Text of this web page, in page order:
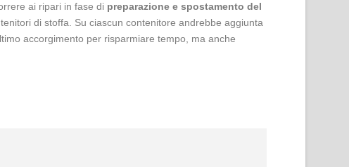
ai ripari in fase di preparazione e spostamento del
di stoffa. Su ciascun contenitore andrebbe aggiunta
accorgimento per risparmiare tempo, ma anche